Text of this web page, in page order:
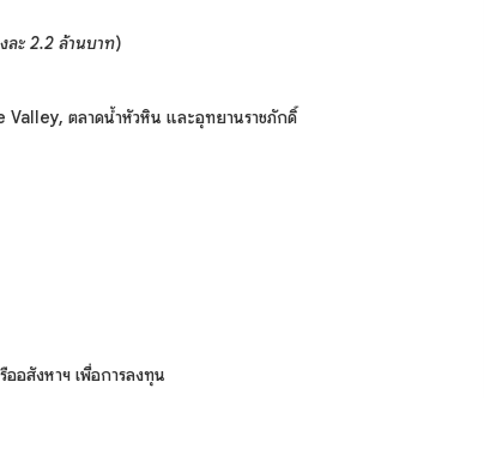
ละ 2.2 ล้านบาท)
Valley, ตลาดน้ำหัวหิน และอุทยานราชภักดิ์
ออสังหาฯ เพื่อการลงทุน